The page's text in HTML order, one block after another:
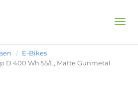
E-Bikes
D 400 Wh 55/L, Matte Gunmetal